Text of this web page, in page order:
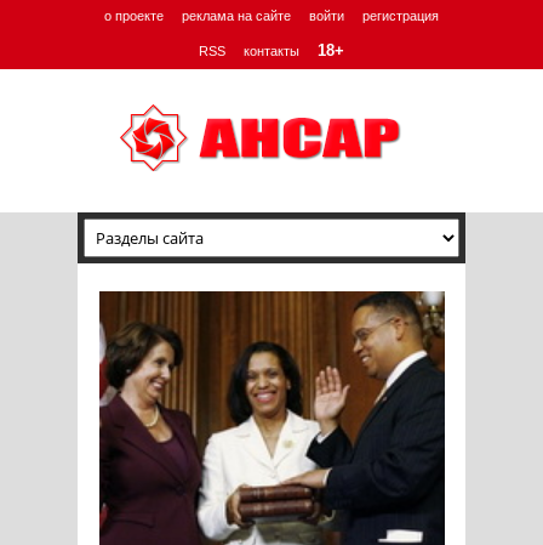
о проекте реклама на сайте войти регистрация
RSS контакты 18+